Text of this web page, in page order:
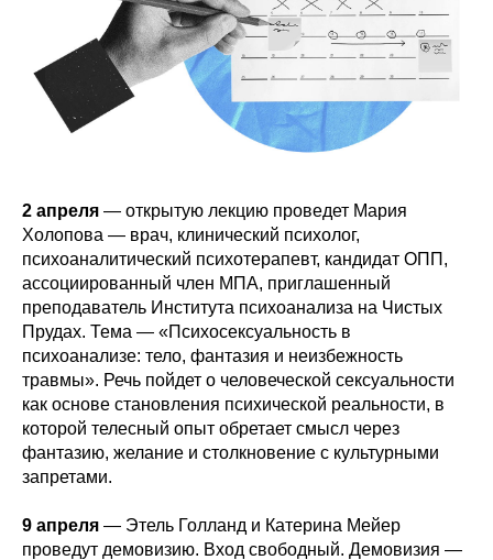
2 апреля — открытую лекцию проведет Мария
Холопова — врач, клинический психолог,
психоаналитический психотерапевт, кандидат ОПП,
ассоциированный член МПА, приглашенный
преподаватель Института психоанализа на Чистых
Прудах. Тема — «Психосексуальность в
психоанализе: тело, фантазия и неизбежность
травмы». Речь пойдет о человеческой сексуальности
как основе становления психической реальности, в
которой телесный опыт обретает смысл через
фантазию, желание и столкновение с культурными
запретами.
9 апреля — Этель Голланд и Катерина Мейер
проведут демовизию. Вход свободный. Демовизия —